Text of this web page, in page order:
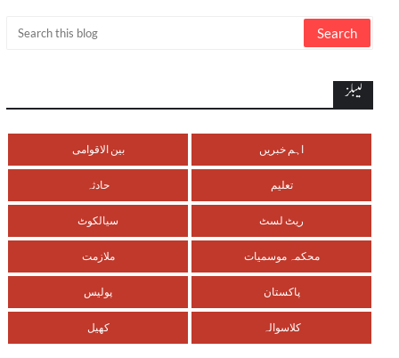
لیبلز
اہم خبریں بین الاقوامی
تعلیم حادثہ
ریٹ لسٹ سیالکوٹ
محکمہ موسمیات ملازمت
پاکستان پولیس
کلاسوالہ کھیل